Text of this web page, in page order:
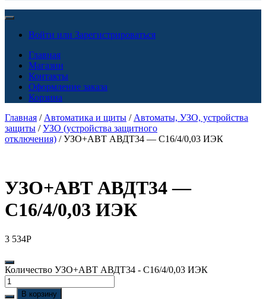
Войти или Зарегистрироваться
Главная
Магазин
Контакты
Оформление заказа
Корзина
Главная / Автоматика и щиты / Автоматы, УЗО, устройства
защиты /УЗО (устройства защитного
отключения) / УЗО+АВТ АВДТ34 — С16/4/0,03 ИЭК
УЗО+АВТ АВДТ34 —
С16/4/0,03 ИЭК
3 534Р
Количество УЗО+АВТ АВДТ34 - С16/4/0,03 ИЭК
В корзину